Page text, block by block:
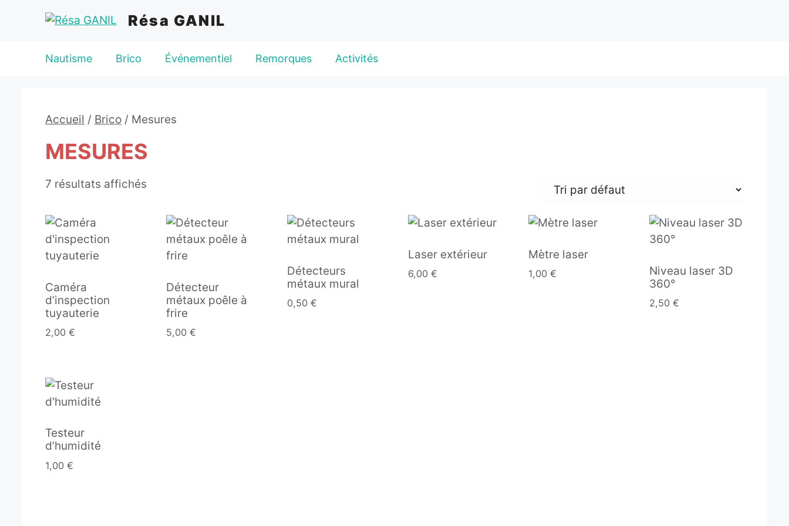
Résa GANIL
Nautisme Brico Événementiel Remorques Activités
Accueil / Brico / Mesures
MESURES
7 résultats affichés
Caméra
d’inspection
tuyauterie
2,00 €
Détecteur
métaux poêle à
frire
5,00 €
Détecteurs
métaux mural
0,50 €
Laser extérieur
6,00 €
Mètre laser
1,00€
Niveau laser 3D
360°
2,50€
Testeur
d’humidité
1,00 €